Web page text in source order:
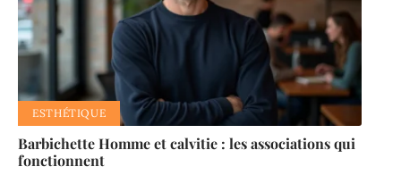
ESTHÉTIQUE
Barbichette Homme et calvitie : les associations qui
fonctionnent